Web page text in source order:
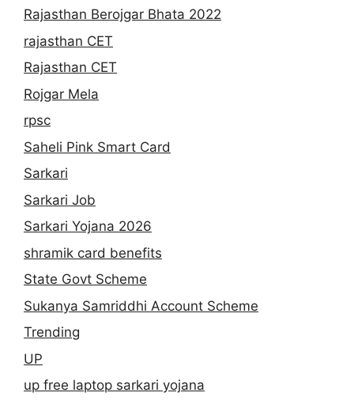
Rajasthan Berojgar Bhata 2022
rajasthan CET
Rajasthan CET
Rojgar Mela
rpsc
Saheli Pink Smart Card
Sarkari
Sarkari Job
Sarkari Yojana 2026
shramik card benefits
State Govt Scheme
Sukanya Samriddhi Account Scheme
Trending
UP
up free laptop sarkari yojana